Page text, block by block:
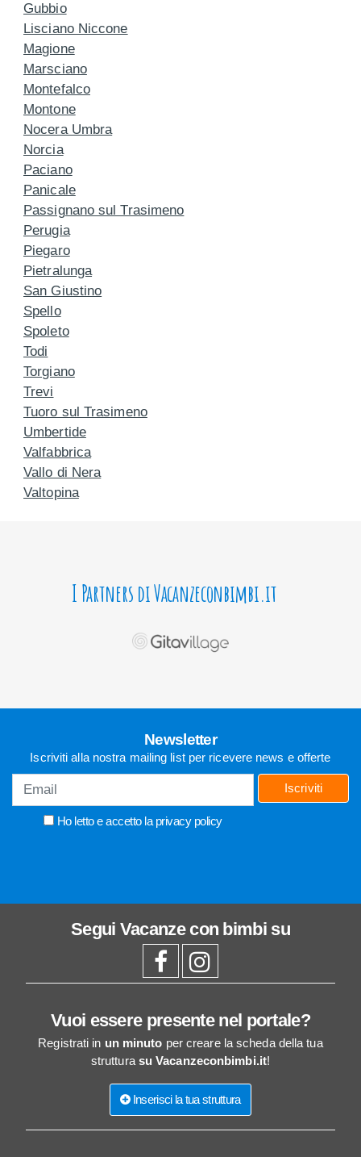
Gubbio
Lisciano Niccone
Magione
Marsciano
Montefalco
Montone
Nocera Umbra
Norcia
Paciano
Panicale
Passignano sul Trasimeno
Perugia
Piegaro
Pietralunga
San Giustino
Spello
Spoleto
Todi
Torgiano
Trevi
Tuoro sul Trasimeno
Umbertide
Valfabbrica
Vallo di Nera
Valtopina
I Partners di Vacanzeconbimbi.it
Newsletter
Iscriviti alla nostra mailing list per ricevere news e offerte
Ho letto e accetto la privacy policy
Iscriviti
Segui Vacanze con bimbi su
Vuoi essere presente nel portale?
Registrati in un minuto per creare la scheda della tua
struttura su Vacanzeconbimbi.it!
Inserisci la tua struttura